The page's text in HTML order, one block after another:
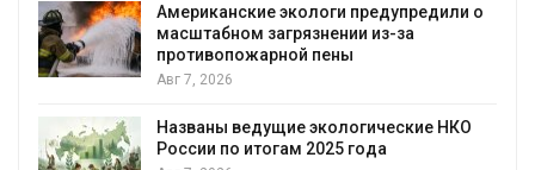
уборку контейнерных площадок
Авг 7, 2026
Панамский канал вновь ограничивает
воды
Авг 6, 2026